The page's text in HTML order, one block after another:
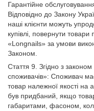
Гарантійне
Відповідно до Закону
наші клієнти можуть
купівлі, повернути товари
«Longnails» за умови
Законом.
Стаття 9. Згідно з
споживачів»: Споживач
товар належної якості на
був придбаний, якщо
габаритами, фасоном,